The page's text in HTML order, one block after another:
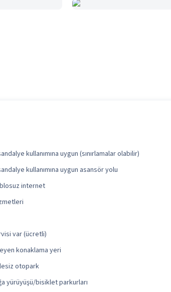
kullanımına uygun (sınırlamalar olabilir)
kullanımına uygun asansör yolu
internet
var (ücretli)
konaklama yeri
otopark
yürüyüşü/bisiklet parkurları